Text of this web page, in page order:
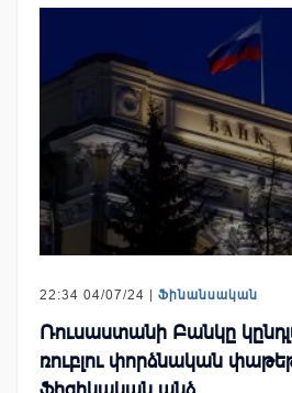
22:34 04/07/24 | Ֆինանսական
Ռուսաստանի Բանկը
ռուբլու փորձնական